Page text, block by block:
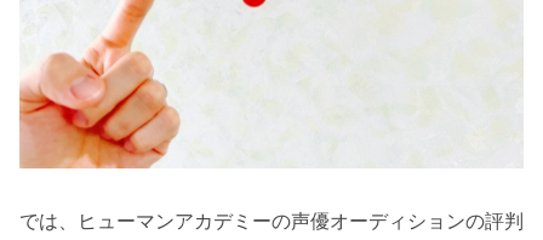
では、ヒューマンアカデミーの声優オーディションの評判